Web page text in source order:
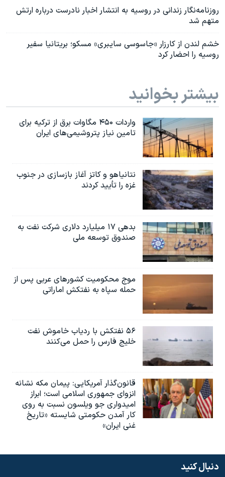
روزنامه‌نگار زندانی در روسیه به انتشار اخبار نادرست درباره ارتش
متهم شد
خشم لندن از کارزار «جاسوسی سایبری» مسکو؛ بریتانیا سفیر
روسیه را احضار کرد
بیشتر بخوانید
واردات ۴۵۰ مگاوات برق از ترکیه برای
تامین نیاز پتروشیمی‌های ایران
نتانیاهو و کاتز آغاز بازسازی در جنوب
غزه را تأیید کردند
بدهی ۱۷ میلیارد دلاری شرکت نفت به
صندوق توسعه ملی
موج محکومیت کشورهای عربی پس از
حمله سپاه به نفتکش اماراتی
۵۶ نفتکش با ردیاب خاموش نفت
خلیج فارس را حمل می‌کنند
قانون‌گذار آمریکایی: پیمان مکه نشانه
انزوای جمهوری اسلامی است؛ ابراز
امیدواری جو ویلسون نسبت به روی
کار آمدن حکومتی شایسته «تاریخ
غنی ایران»
دنبال کنید